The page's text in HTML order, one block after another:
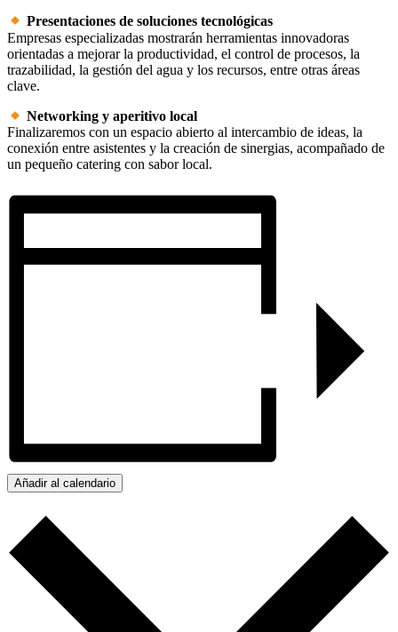
Presentaciones de soluciones tecnológicas
Empresas especializadas mostrarán herramientas innovadoras
orientadas a mejorar la productividad, el control de procesos, la
trazabilidad, la gestión del agua y los recursos, entre otras áreas
clave.
Networking y aperitivo local
Finalizaremos con un espacio abierto al intercambio de ideas, la
conexión entre asistentes y la creación de sinergias, acompañado de
un pequeño catering con sabor local.
Añadir al calendario